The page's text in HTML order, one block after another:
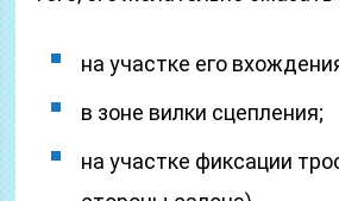
на участке его
в зоне вилки сцепления;
на участке фиксации